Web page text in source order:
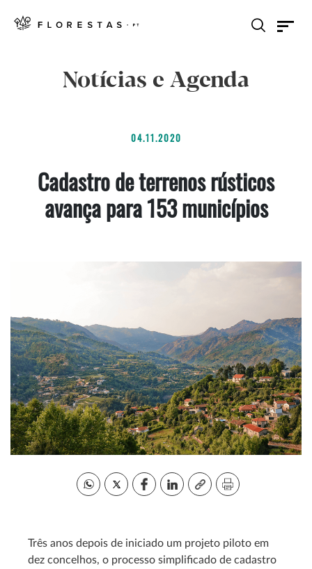
Notícias e Agenda
04.11.2020
Cadastro de terrenos rústicos
avança para 153 municípios
Três anos depois de iniciado um projeto piloto em
dez concelhos, o processo simplificado de cadastro